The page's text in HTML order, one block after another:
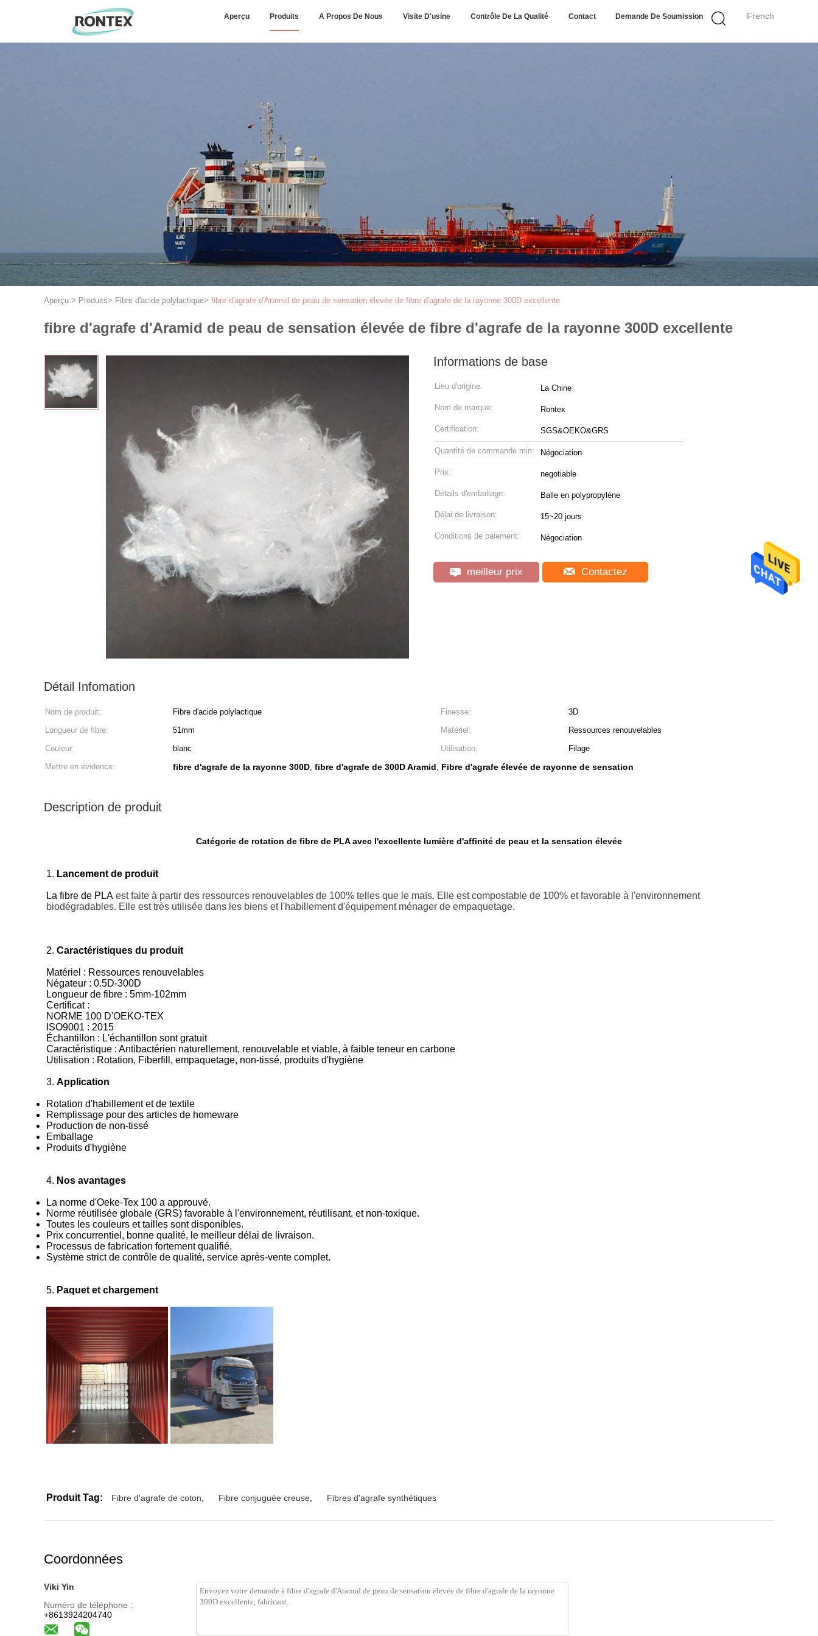
French
Aperçu Produits A Propos De Nous Visite D'usine Contrôle De La Qualité Contact Demande De Soumission
Aperçu > Produits> Fibre d'acide polylactique> fibre d'agrafe d'Aramid de peau de sensation élevée de fibre d'agrafe de la rayonne 300D excellente
fibre d'agrafe d'Aramid de peau de sensation élevée de fibre d'agrafe de la rayonne 300D excellente
Informations de base
Lieu d'origine: La Chine
Nom de marque: Rontex
Certification: SGS&OEKO&GRS
Quantité de commande min: Négociation
Prix: negotiable
Détails d'emballage: Balle en polypropylène
Délai de livraison: 15~20 jours
Conditions de paiement: Négociation
meilleur prix Contactez
Détail Infomation
Nom de produit: Fibre d'acide polylactique Finesse:
3D
Longueur de fibre:
51mm Matériel:
Ressources renouvelables
Couleur:
blanc Utilisation:
Filage
Mettre en évidence:
fibre d'agrafe de la rayonne 300D, fibre d'agrafe de 300D Aramid, Fibre d'agrafe élevée de rayonne de sensation
Description de produit
Catégorie de rotation de fibre de PLA avec l'excellente lumière d'affinité de peau et la sensation élevée
1. Lancement de produit
La fibre de PLA est faite à partir des ressources renouvelables de 100% telles que le maïs. Elle est compostable de 100% et favorable à l'environnement
biodégradables. Elle est très utilisée dans les biens et l'habillement d'équipement ménager de empaquetage.
2. Caractéristiques du produit
Matériel : Ressources renouvelables
Négateur : 0.5D-300D
Longueur de fibre : 5mm-102mm
Certificat :
NORME 100 D'OEKO-TEX
ISO9001 : 2015
Échantillon : L'échantillon sont gratuit
Caractéristique : Antibactérien naturellement, renouvelable et viable, à faible teneur en carbone
Utilisation : Rotation, Fiberfill, empaquetage, non-tissé, produits d'hygiène
3. Application
Rotation d'habillement et de textile
Remplissage pour des articles de homeware
Production de non-tissé
Emballage
Produits d'hygiène
4. Nos avantages
La norme d'Oeke-Tex 100 a approuvé.
Norme réutilisée globale (GRS) favorable à l'environnement, réutilisant, et non-toxique.
Toutes les couleurs et tailles sont disponibles.
Prix concurrentiel, bonne qualité, le meilleur délai de livraison.
Processus de fabrication fortement qualifié.
Système strict de contrôle de qualité, service après-vente complet.
5. Paquet et chargement
Produit Tag: Fibre d'agrafe de coton Fibre conjuguée creuse Fibres d'agrafe synthétiques
Coordonnées
Viki Yin
Numéro de téléphone :
+8613924204740